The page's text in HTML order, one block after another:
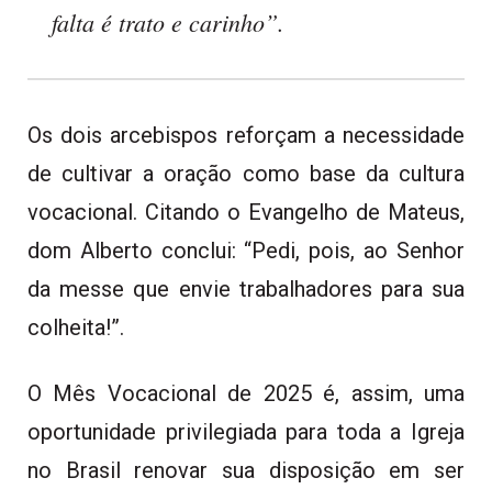
falta é trato e carinho”.
Os dois arcebispos reforçam a necessidade
de cultivar a oração como base da cultura
vocacional. Citando o Evangelho de Mateus,
dom Alberto conclui: “Pedi, pois, ao Senhor
da messe que envie trabalhadores para sua
colheita!”.
O Mês Vocacional de 2025 é, assim, uma
oportunidade privilegiada para toda a Igreja
no Brasil renovar sua disposição em ser